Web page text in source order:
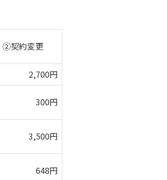
②契約変更
2,700円
300円
3,500円
648円